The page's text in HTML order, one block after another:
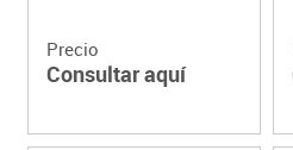
Precio
Consultar aquí